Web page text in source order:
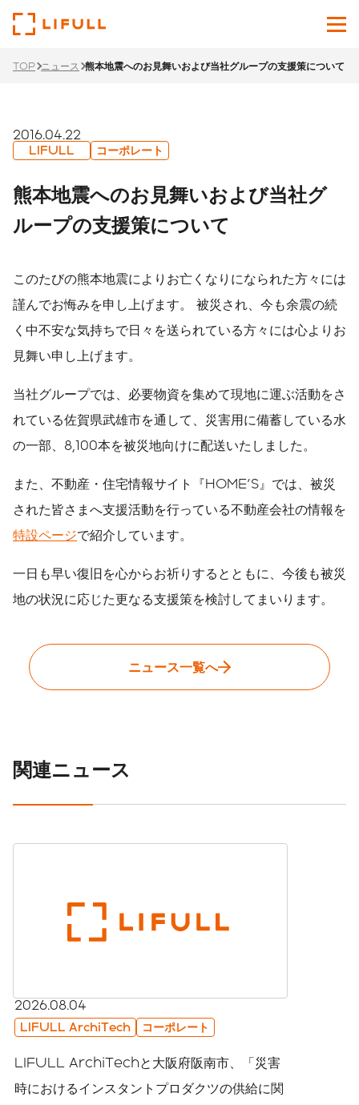
Japanese English
サービス
TOP ニュース 熊本地震へのお見舞いおよび当社グループの支援策について
2016.04.22
LIFULL コーポレート
熊本地震へのお見舞いおよび当社グ
ループの支援策について
このたびの熊本地震によりお亡くなりになられた方々には
謹んでお悔みを申し上げます。 被災され、今も余震の続
く中不安な気持ちで日々を送られている方々には心よりお
見舞い申し上げます。
当社グループでは、必要物資を集めて現地に運ぶ活動をさ
れている佐賀県武雄市を通して、災害用に備蓄している水
の一部、8,100本を被災地向けに配送いたしました。
また、不動産・住宅情報サイト『HOME'S』では、被災
された皆さまへ支援活動を行っている不動産会社の情報を
特設ページで紹介しています。
一日も早い復旧を心からお祈りするとともに、今後も被災
地の状況に応じた更なる支援策を検討してまいります。
ニュース一覧へ
関連ニュース
2026.08.04
LIFULL ArchiTech コーポレート
LIFULL ArchiTechと大阪府阪南市、「災害
時におけるインスタントプロダクツの供給に関